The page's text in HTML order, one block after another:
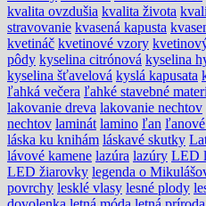
kvalita ovzdušia kvalita života
stravovanie kvasená kapusta
kvetináč kvetinové vzory
pôdy kyselina citrónová kyselina
kyselina šťavelová kyslá kapusata
ľahká večera ľahké stavebné
lakovanie dreva lakovanie nechtov
nechtov laminát lamino ľan ľanové
láska ku knihám láskavé skutky
lávové kamene lazúra lazúry LED
LED žiarovky legenda o
povrchy lesklé vlasy lesné plody